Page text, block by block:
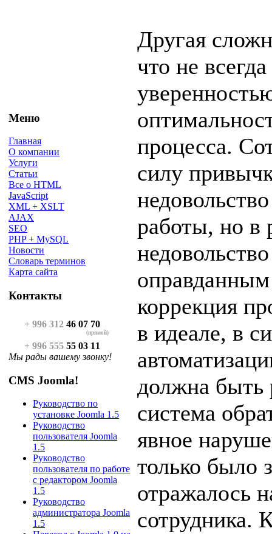
Меню
Главная
О компании
Услуги
Статьи
Все о HTML
JavaScript
XML + XSLT
AJAX
SEO
PHP + MySQL
Новости
Словарь терминов
Карта сайта
Контакты
+ 996 312 46 07 70
(прямой)
+ 996 555 55 03 11
Мы рады вашему звонку!
CMS Joomla!
Руководство по
установке Joomla 1.5
Руководство
пользователя Joomla
1.5
Руководство
пользователя по работе
с редактором Joomla
1.5
Руководство
администратора Joomla
1.5
Другая
что не
процесса.
силу
работы, но в
коррекция
в идеале, в
должна быть
система
явное
только было
отражалось
сотрудника.